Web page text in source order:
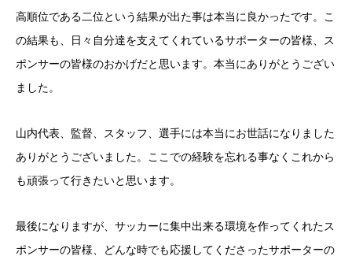
高順位である二位という結果が出た事は本当に良かったです。こ
の結果も、日々自分達を支えてくれているサポーターの皆様、ス
ポンサーの皆様のおかげだと思います。本当にありがとうござい
ました。
山内代表、監督、スタッフ、選手には本当にお世話になりました
ありがとうございました。ここでの経験を忘れる事なくこれから
も頑張って行きたいと思います。
最後になりますが、サッカーに集中出来る環境を作ってくれたス
ポンサーの皆様、どんな時でも応援してくださったサポーターの